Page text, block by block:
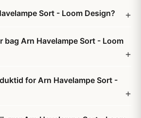
Sort - Loom Design?
Arn Havelampe Sort - Loom
for Arn Havelampe Sort -